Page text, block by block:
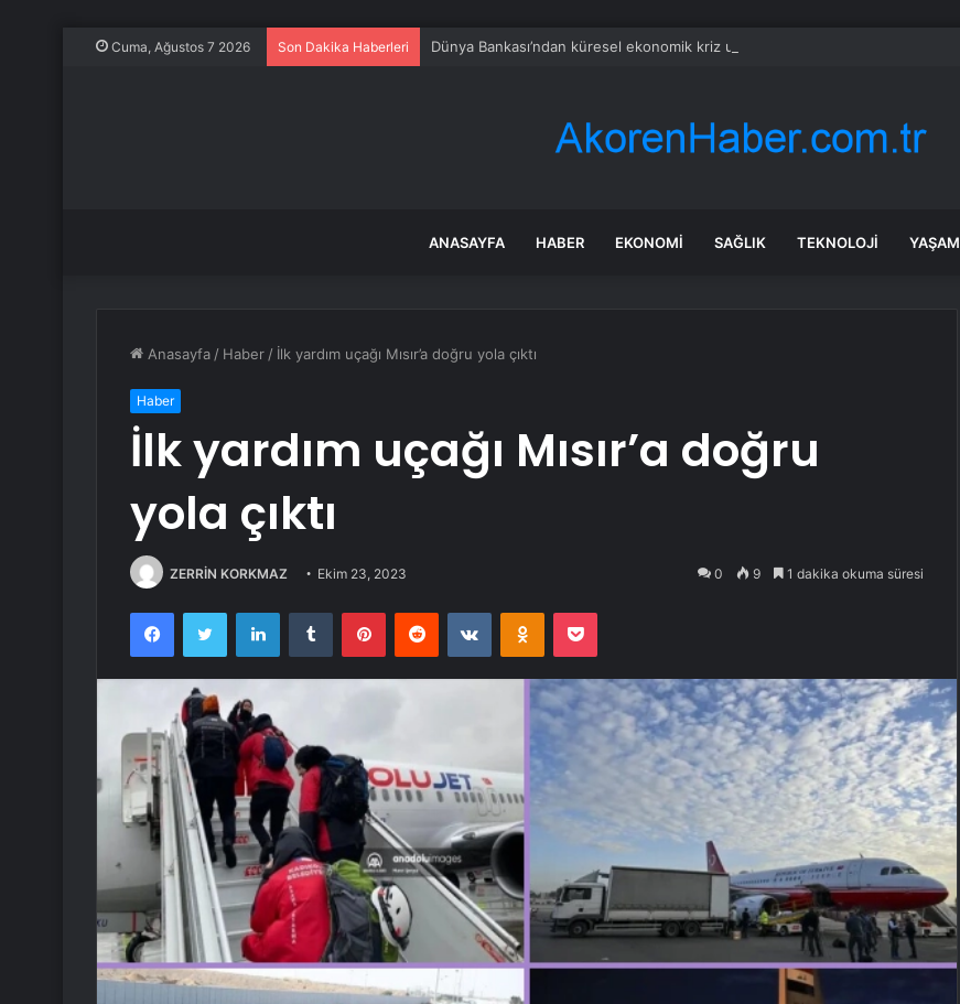
Cuma, Ağustos 7 2026 Son Dakika Haberleri Dünya Bankası’ndan küresel ekonomik kriz uyarısı
ANASAYFA HABER EKONOMI SAĞLIK TEKNOLOJI YAŞAM
Anasayfa / Haber / İlk yardım uçağı Mısır’a doğru yola çıktı
Haber
İlk yardım uçağı Mısır’a doğru
yola çıktı
ZERRİN KORKMAZ Ekim 23, 2023 0 9 1 dakika okuma süresi
FacebookTwitter LinkedInTumblr PinterestReddit VKontakteOdnoklassniki
Pocket